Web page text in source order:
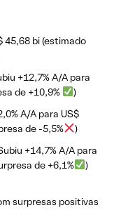
45,68 bi (estimado
+12,7% A/A para
de +10,9%
)
A/A para US$
de -5,5%
)
+14,7% A/A para
de +6,1%
)
surpresas positivas